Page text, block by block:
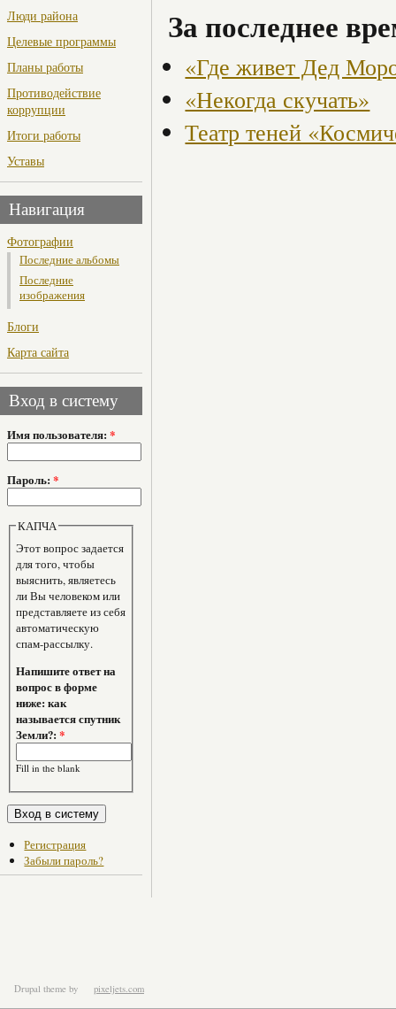
Люди района
Целевые программы
Планы работы
Противодействие
коррупции
Итоги работы
Уставы
Навигация
Фотографии
Последние альбомы
Последние
изображения
Блоги
Карта сайта
Вход в систему
Имя пользователя: *
Пароль: *
КАПЧА
Этот вопрос задается
для того, чтобы
выяснить, являетесь
ли Вы человеком или
представляете из себя
автоматическую
спам-рассылку.
Напишите ответ на
вопрос в форме
ниже: как
называется спутник
Земли?:*
Fill in the blank
Регистрация
Забыли пароль?
За последнее
«Где живет Дед
«Некогда скучать»
Театр теней
Drupal theme by pixeljets.com